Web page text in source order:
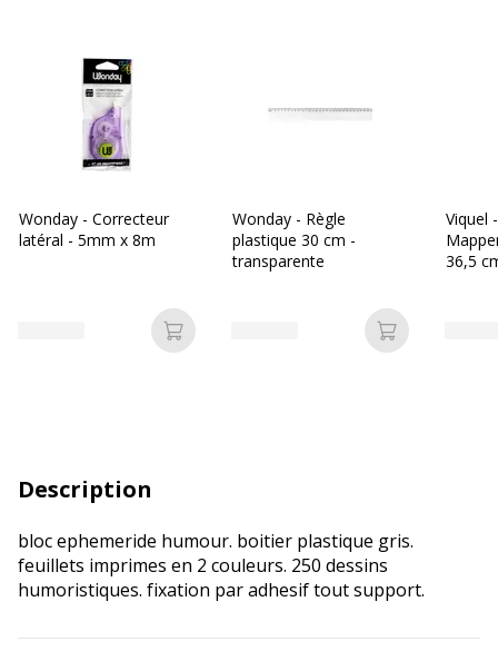
Wonday - Correcteur
latéral - 5mm x 8m
Ajouter au panier
Wonday - Règle
plastique 30 cm -
transparente
Ajouter au
Viquel
36,5
Description
bloc ephemeride humour. boitier plastique gris.
feuillets imprimes en 2 couleurs. 250 dessins
humoristiques. fixation par adhesif tout support.